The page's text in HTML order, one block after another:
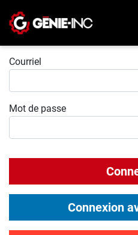
Connexion
Emplois
Ma boîte à outils
Conseils carrière
Métiers
Courriel
Mot de passe
Connexion